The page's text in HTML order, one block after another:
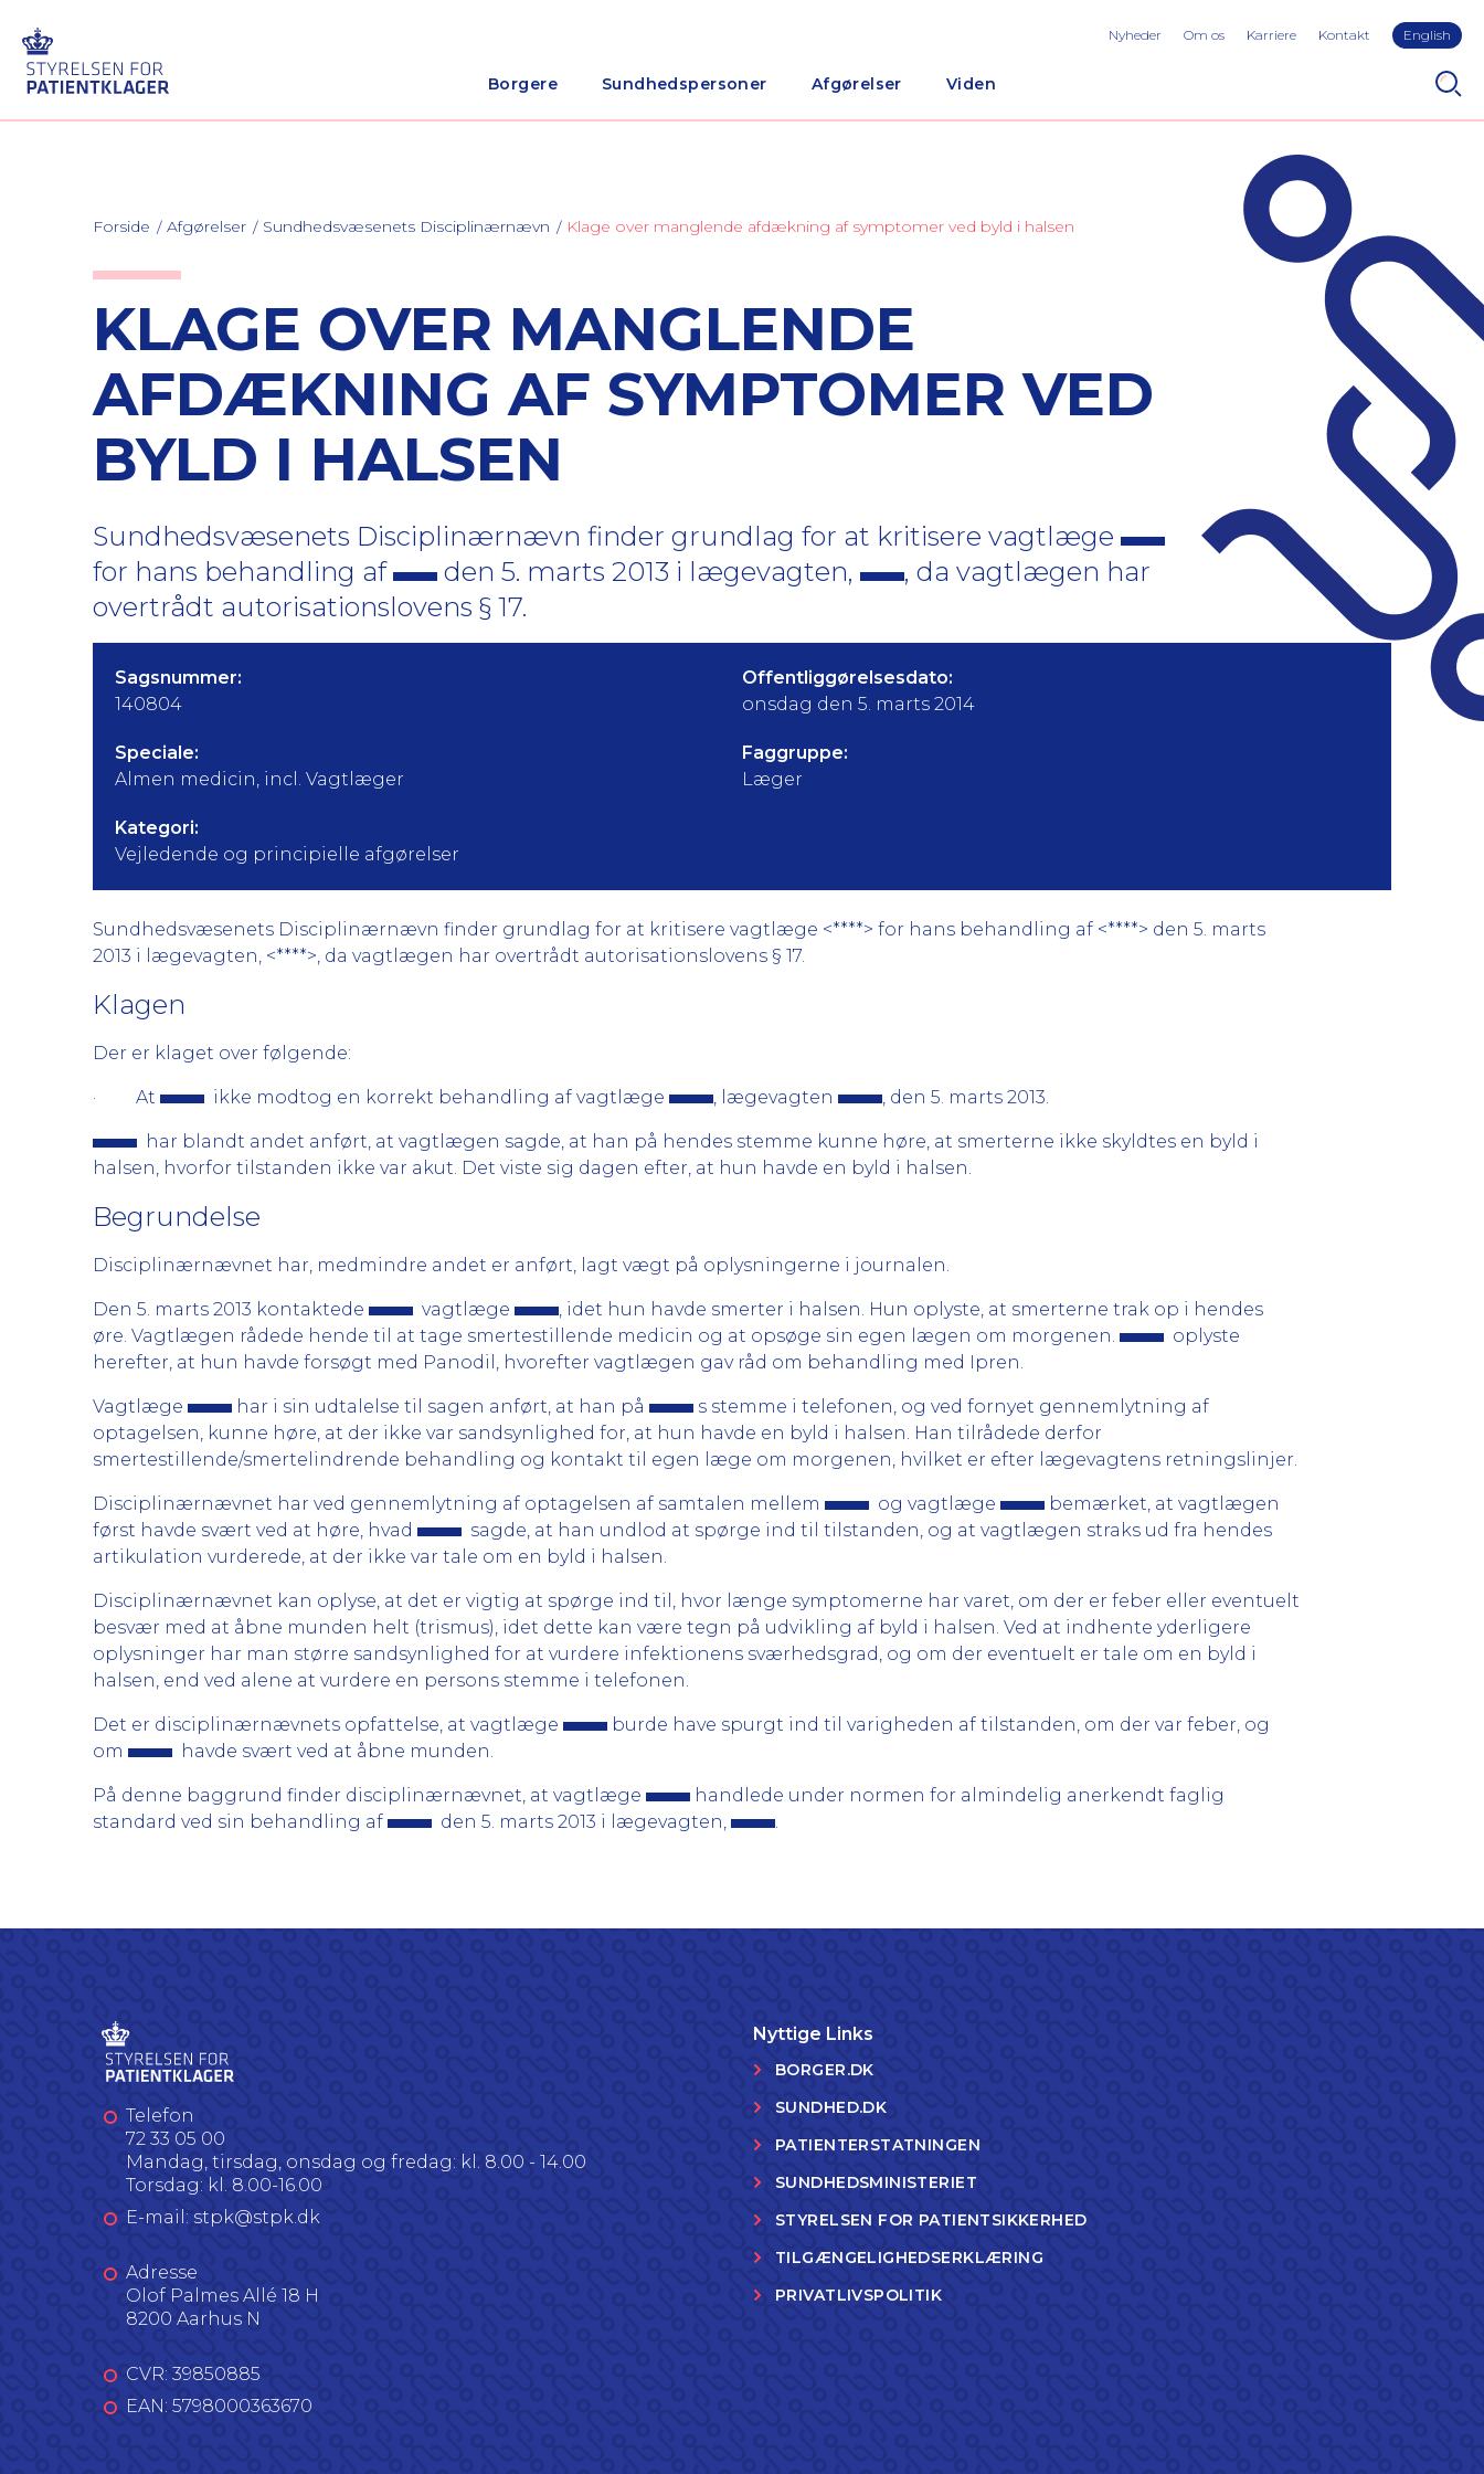
Borgere Sundhedspersoner Afgørelser Viden
Nyheder Om os Karriere Kontakt English
Forside Afgørelser Sundhedsvæsenets Disciplinærnævn Klage over manglende afdækning af symptomer ved byld i halsen
KLAGE OVER MANGLENDE
AFDÆKNING AF SYMPTOMER VED
BYLD I HALSEN
Sundhedsvæsenets Disciplinærnævn finder grundlag for at kritisere vagtlæge
for hans behandling af
den 5. marts 2013 i lægevagten,
, da vagtlægen har
overtrådt autorisationslovens § 17.
Sagsnummer:
140804
Offentliggørelsesdato:
onsdag den 5. marts 2014
Speciale:
Almen medicin, incl. Vagtlæger
Faggruppe:
Læger
Kategori:
Vejledende og principielle afgørelser
Sundhedsvæsenets Disciplinærnævn finder grundlag for at kritisere vagtlæge <****> for hans behandling af <****> den 5. marts
2013 i lægevagten, <****>, da vagtlægen har overtrådt autorisationslovens § 17.
Klagen
Der er klaget over følgende:
· At ikke modtog en korrekt behandling af vagtlæge , lægevagten , den 5. marts 2013.
har blandt andet anført, at vagtlægen sagde, at han på hendes stemme kunne høre, at smerterne ikke skyldtes en byld i
halsen, hvorfor tilstanden ikke var akut. Det viste sig dagen efter, at hun havde en byld i halsen.
Begrundelse
Disciplinærnævnet har, medmindre andet er anført, lagt vægt på oplysningerne i journalen.
Den 5. marts 2013 kontaktede vagtlæge
, idet hun havde smerter i halsen. Hun oplyste, at smerterne trak op i hendes
øre. Vagtlægen rådede hende til at tage smertestillende medicin og at opsøge sin egen lægen om morgenen.
oplyste
herefter, at hun havde forsøgt med Panodil, hvorefter vagtlægen gav råd om behandling med Ipren.
Vagtlæge har i sin udtalelse til sagen anført, at han på
s stemme i telefonen, og ved fornyet gennemlytning af
optagelsen, kunne høre, at der ikke var sandsynlighed for, at hun havde en byld i halsen. Han tilrådede derfor
smertestillende/smertelindrende behandling og kontakt til egen læge om morgenen, hvilket er efter lægevagtens retningslinjer.
Disciplinærnævnet har ved gennemlytning af optagelsen af samtalen mellem og vagtlæge
bemærket, at vagtlægen
først havde svært ved at høre, hvad
sagde, at han undlod at spørge ind til tilstanden, og at vagtlægen straks ud fra hendes
artikulation vurderede, at der ikke var tale om en byld i halsen.
Disciplinærnævnet kan oplyse, at det er vigtig at spørge ind til, hvor længe symptomerne har varet, om der er feber eller eventuelt
besvær med at åbne munden helt (trismus), idet dette kan være tegn på udvikling af byld i halsen. Ved at indhente yderligere
oplysninger har man større sandsynlighed for at vurdere infektionens sværhedsgrad, og om der eventuelt er tale om en byld i
halsen, end ved alene at vurdere en persons stemme i telefonen.
Det er disciplinærnævnets opfattelse, at vagtlæge
burde have spurgt ind til varigheden af tilstanden, om der var feber, og
om
havde svært ved at åbne munden.
På denne baggrund finder disciplinærnævnet, at vagtlæge
handlede under normen for almindelig anerkendt faglig
standard ved sin behandling af
den 5. marts 2013 i lægevagten, .
Telefon
72 33 05 00
Mandag, tirsdag, onsdag og fredag: kl. 8.00 - 14.00
Torsdag: kl. 8.00-16.00
E-mail: stpk@stpk.dk
Adresse
Olof Palmes Allé 18 H
8200 Aarhus N
CVR: 39850885
EAN: 5798000363670
Nyttige Links
BORGER.DK
SUNDHED.DK
PATIENTERSTATNINGEN
SUNDHEDSMINISTERIET
STYRELSEN FOR PATIENTSIKKERHED
TILGÆNGELIGHEDSERKLÆRING
PRIVATLIVSPOLITIK